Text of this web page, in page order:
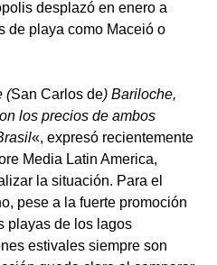
desplazó en enero a
de playa como Maceió o
(San Carlos de) Bariloche,
los precios de ambos
«, expresó recientemente
Media Latin America,
la situación. Para el
pese a la fuerte promoción
playas de los lagos
estivales siempre son